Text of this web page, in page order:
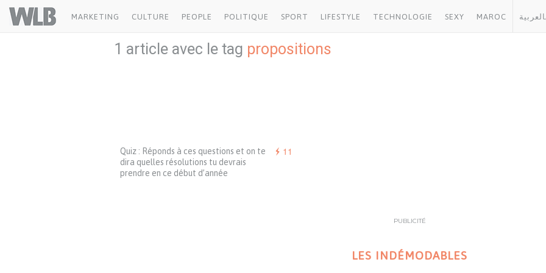
Welovebuzz
MARKETING CULTURE PEOPLE POLITIQUE SPORT LIFESTYLE TECHNOLOGIE SEXY MAROC
1 article avec le tag propositions
11
Quiz : Réponds à ces questions et on te
dira quelles résolutions tu devrais
prendre en ce début d’année
PUBLICITÉ
LES INDÉMODABLES